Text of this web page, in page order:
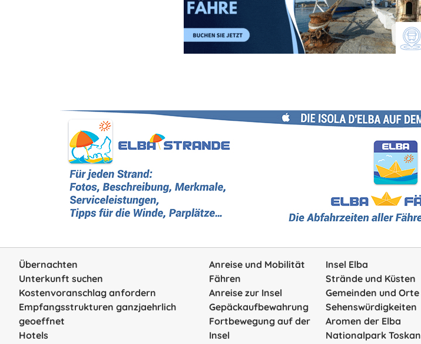
Übernachten
Unterkunft suchen
Kostenvoranschlag anfordern
Empfangsstrukturen ganzjaehrlich
geoeffnet
Hotels
Anreise und Mobilität
Fähren
Anreise zur Insel
Gepäckaufbewahrung
Fortbewegung auf der
Insel
Insel Elba
Strände und Küsten
Gemeinden und Orte
Sehenswürdigkeiten
Aromen der Elba
Nationalpark